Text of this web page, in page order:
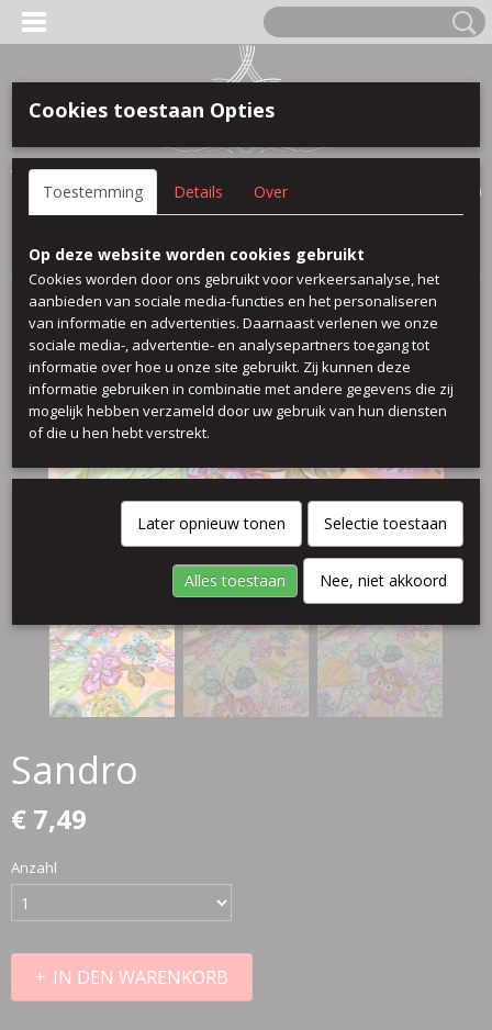
Anmelden Registrieren
(0)
Startseite>Viscose Printed> Sandro
Sandro
€ 7,49
Anzahl
IN DEN WARENKORB
Cookies toestaan Opties
Toestemming Details Over
Op deze website worden cookies gebruikt
Cookies worden door ons gebruikt voor verkeersanalyse, het
aanbieden van sociale media-functies en het personaliseren
van informatie en advertenties. Daarnaast verlenen we onze
sociale media-, advertentie- en analysepartners toegang tot
informatie over hoe u onze site gebruikt. Zij kunnen deze
informatie gebruiken in combinatie met andere gegevens die zij
mogelijk hebben verzameld door uw gebruik van hun diensten
of die u hen hebt verstrekt.
Later opnieuw tonen Selectie toestaan
Alles toestaan Nee, niet akkoord